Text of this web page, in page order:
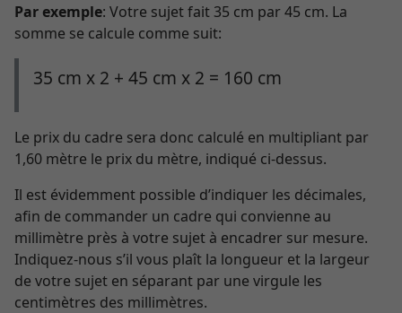
Par exemple: Votre sujet fait 35 cm par 45 cm. La
somme se calcule comme suit:
35 cm x 2 + 45 cm x 2 = 160 cm
Le prix du cadre sera donc calculé en multipliant par
1,60 mètre le prix du mètre, indiqué ci-dessus.
Il est évidemment possible d’indiquer les décimales,
afin de commander un cadre qui convienne au
millimètre près à votre sujet à encadrer sur mesure.
Indiquez-nous s’il vous plaît la longueur et la largeur
de votre sujet en séparant par une virgule les
centimètres des millimètres.